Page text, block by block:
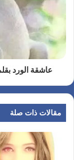
عاشقة الورد
مقالات ذات صلة